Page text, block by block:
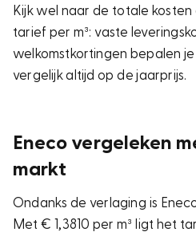
Kijk wel naar de totale
tarief per m³: vaste
welkomstkortingen bepalen je
vergelijk altijd op de jaarprijs.
Eneco vergeleken
markt
Ondanks de verlaging is
Met € 1,3810 per m³ ligt het